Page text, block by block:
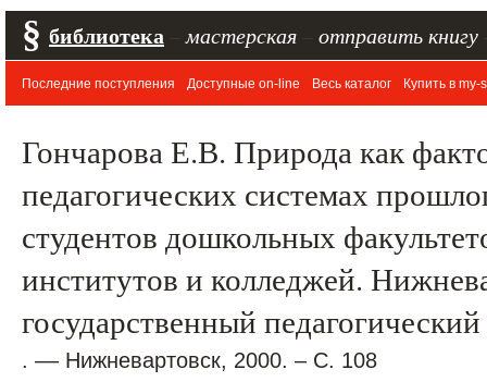
§ библиотека мастерская отправить книгу
Последние поступления Доступные on-line Весь каталог Купить в my-
Гончарова Е.В. Природа как
педагогических системах
студентов дошкольных
институтов и колледжей.
государственный
. –– Нижневартовск, 2000. – С. 108